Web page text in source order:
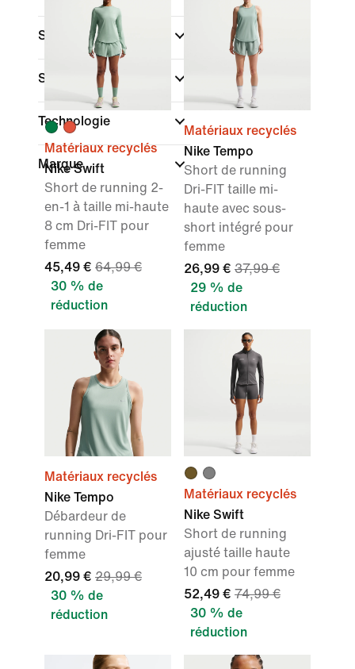
Sport (1)
Style
Technologie
Marque
Matériaux recyclés
Nike Swift
Short de running 2-
en-1 à taille mi-haute
8 cm Dri-FIT pour
femme
45,49 € 64,99 €
30 % de
réduction
Matériaux recyclés
Nike Tempo
Short de running
Dri-FIT taille mi-
haute avec sous-
short intégré pour
femme
26,99 € 37,99 €
29 % de
réduction
Matériaux recyclés
Nike Tempo
Débardeur de
running Dri-FIT pour
femme
20,99 € 29,99 €
30 % de
réduction
Matériaux recyclés
Nike Swift
Short de running
ajusté taille haute
10 cm pour femme
52,49 € 74,99 €
30 % de
réduction